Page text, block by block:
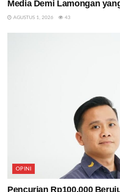
Media Demi Lamongan
AGUSTUS 1, 2026 43
OPINI
Pencurian Rp100.000